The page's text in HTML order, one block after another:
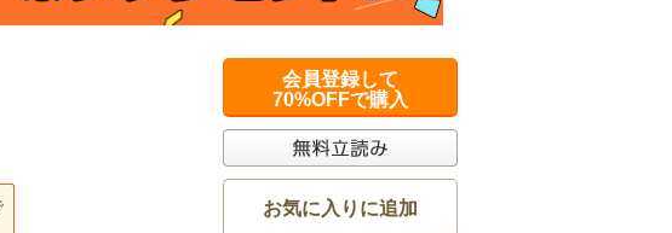
会員登録して
70%OFFで購入
お気に入りに追加